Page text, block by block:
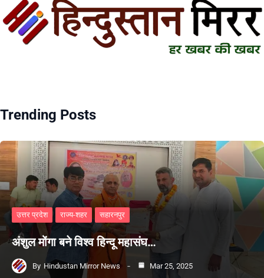
Trending Posts
उत्तर प्रदेश राज्य-शहर सहारनपुर
अंशुल मोंगा बने विश्व हिन्दू महासंघ…
By Hindustan Mirror News Mar 25, 2025